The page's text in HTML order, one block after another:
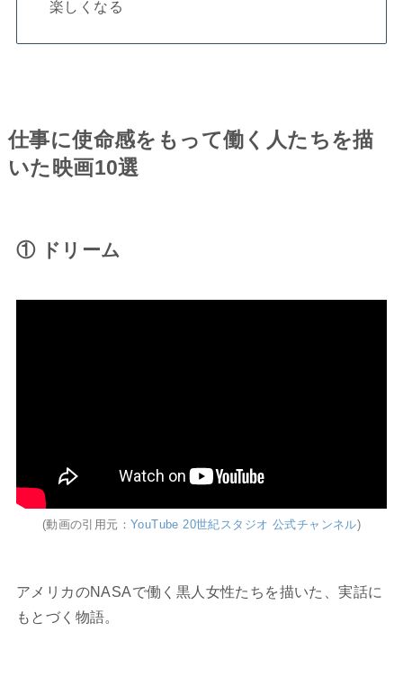
楽しくなる
仕事に使命感をもって働く人たちを描
いた映画10選
① ドリーム
(動画の引用元：YouTube 20世紀スタジオ 公式チャンネル)
アメリカのNASAで働く黒人女性たちを描いた、実話に
もとづく物語。